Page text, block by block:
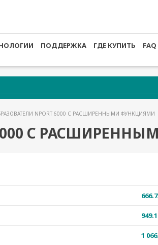
ПОДДЕРЖКА ГДЕ КУПИТЬ FAQ
NPORT 6000 С РАСШИРЕННЫМИ ФУНКЦИЯМИ
6000 С
1